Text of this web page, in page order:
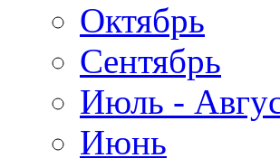
Октябрь
Сентябрь
Июль -
Июнь